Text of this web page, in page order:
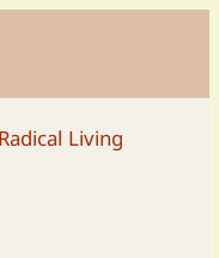
Living